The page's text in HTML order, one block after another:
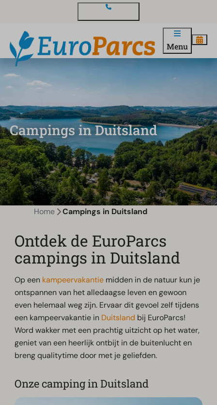
Menu
Campings in Duitsland
Home Campings in Duitsland
Ontdek de EuroParcs
campings in Duitsland
Op een kampeervakantie midden in de natuur kun je
ontspannen van het alledaagse leven en gewoon
even helemaal weg zijn. Ervaar dit gevoel zelf tijdens
een kampeervakantie in Duitsland bij EuroParcs!
Word wakker met een prachtig uitzicht op het water,
geniet van een heerlijk ontbijt in de buitenlucht en
breng qualitytime door met je geliefden.
Onze camping in Duitsland